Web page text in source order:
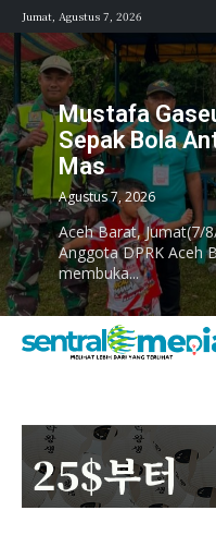
Jumat, Agustus 7, 2026
Mustafa
Sepak Bola
Mas
Agustus 7, 2026
Aceh Barat,
Anggota DPRK Aceh
membuka...